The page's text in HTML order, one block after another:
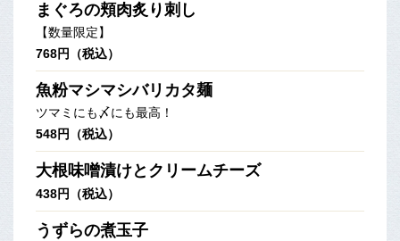
まぐろの頬肉炙り刺し
【数量限定】
768円（税込）
魚粉マシマシバリカタ麺
ツマミにも〆にも最高！
548円（税込）
大根味噌漬けとクリームチーズ
438円（税込）
うずらの煮玉子